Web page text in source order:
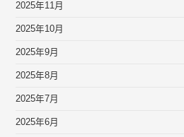
2025年11月
2025年10月
2025年9月
2025年8月
2025年7月
2025年6月